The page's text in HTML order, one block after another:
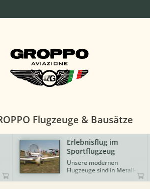
Flugzeuge & Bausätze
GROPPO G70-600
Das auf der AERO 2017
neu vorgestellte Modell
GROPPO G70-600 vereint
Bewährtes und
Neuentwickeltes aus dem